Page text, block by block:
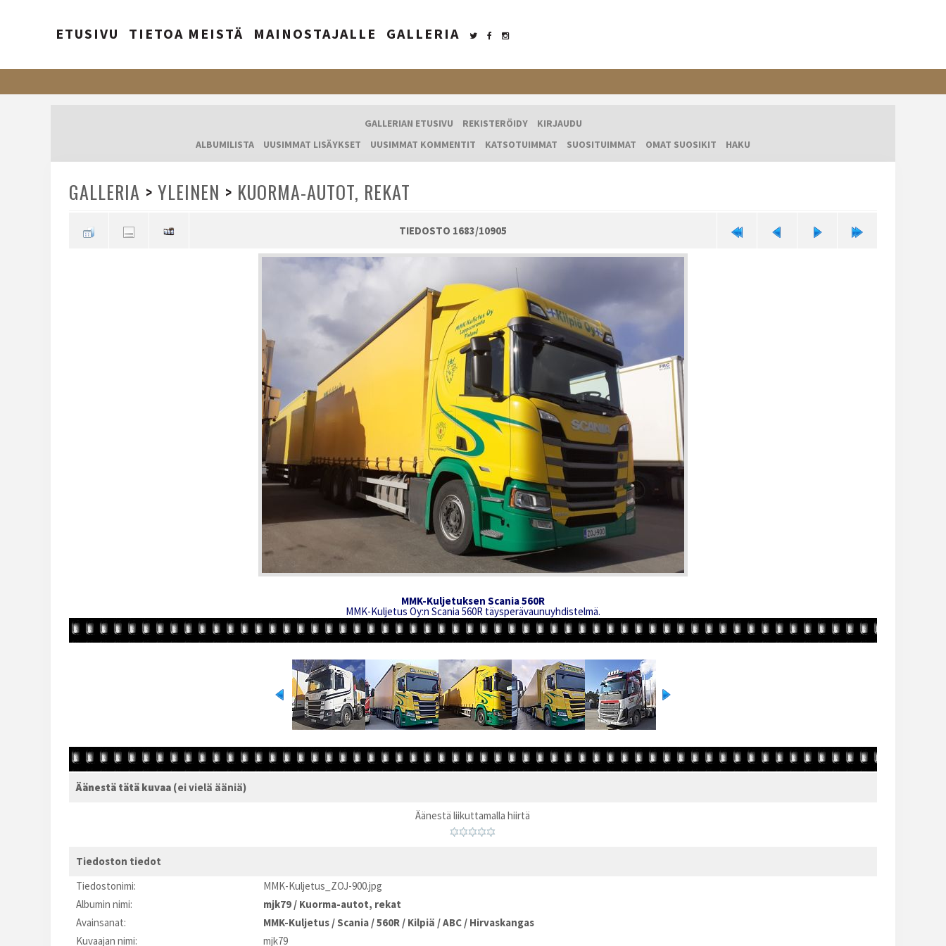
ETUSIVU TIETOA MEISTÄ MAINOSTAJALLE GALLERIA
GALLERIAN ETUSIVU REKISTERÖIDY
KIRJAUDU
ALBUMILISTA
UUSIMMAT LISÄYKSET UUSIMMAT KOMMENTIT KATSOTUIMMAT SUOSITUIMMAT OMAT SUOSIKIT HAKU
GALLERIA > YLEINEN > KUORMA-AUTOT, REKAT
TIEDOSTO 1683/10905
MMK-Kuljetuksen Scania 560R
MMK-Kuljetus Oy:n Scania 560R täysperävaunuyhdistelmä.
Äänestä tätä kuvaa (ei vielä ääniä)
Äänestä liikuttamalla hiirtä
Tiedoston tiedot
Tiedostonimi:
MMK-Kuljetus_ZOJ-900.jpg
Albumin nimi:
mjk79 / Kuorma-autot, rekat
Avainsanat:
MMK-Kuljetus /Scania /560R / Kilpiä /ABC / Hirvaskangas
Kuvaajan nimi:
mjk79